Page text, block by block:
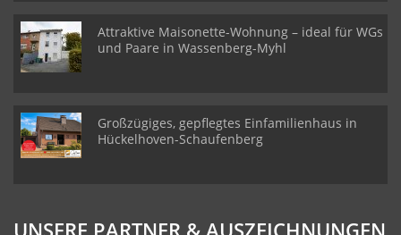
Attraktive Maisonette-Wohnung – ideal für WGs
und Paare in Wassenberg-Myhl
Großzügiges, gepflegtes Einfamilienhaus in
Hückelhoven-Schaufenberg
UNSERE PARTNER & AUSZEICHNUNGEN